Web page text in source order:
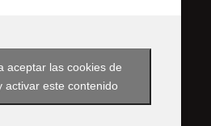
aceptar las cookies de
activar este contenido